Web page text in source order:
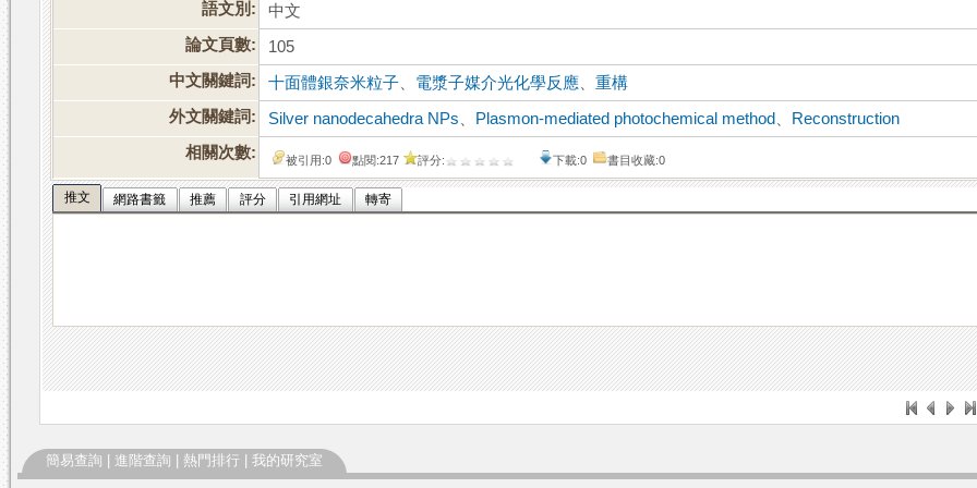
語文別:
中文
論文頁數:
105
中文關鍵詞:
十面體銀奈米粒子 電漿子媒介光化學反應 、重構
外文關鍵詞:
Silver nanodecahedra NPs Plasmon-mediated photochemical method
Reconstruction
相關次數:
被引用:0 點閱:217 評分: 下載:0 書目收藏:0
推文 網路書籤 推薦 評分 引用網址 轉寄
簡易查詢 進階查詢 熱門排行 我的研究室